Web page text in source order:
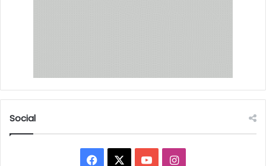
Social
Facebook YouTubeInstagram